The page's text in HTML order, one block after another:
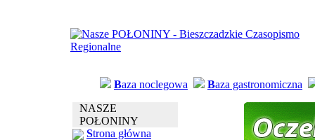
Baza noclegowa Baza gastronomiczna
NASZE
POŁONINY
Strona główna